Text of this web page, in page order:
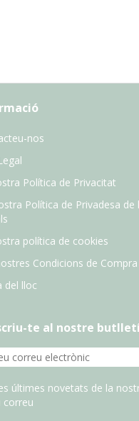
nos
Política de Privacitat
Política de Privadesa de
política de cookies
Condicions de Compra
del lloc
te al nostre
últimes novetats de la
correu